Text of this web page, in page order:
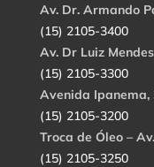
Av. Dr. Armando
(15) 2105-3400
Av. Dr Luiz
(15) 2105-3300
Avenida Ipanema,
(15) 2105-3200
Troca de Óleo –
(15) 2105-3250